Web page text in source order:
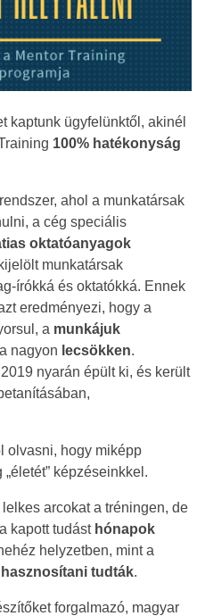
kaptunk ügyfelünktől, akinél
100% hatékonyság
ahol a munkatársak
a cég speciális
oktatóanyagok
kijelölt munkatársak
írókká és oktatókká. Ennek
eredményezi, hogy a
a munkájuk
nagyon lecsökken.
nyarán épült ki, és került
olvasni, hogy miképp
képzéseinkkel.
arcokat a tréningen, de
kapott tudást hónapok
helyzetben, mint a
hasznosítani tudták.
forgalmazó, magyar